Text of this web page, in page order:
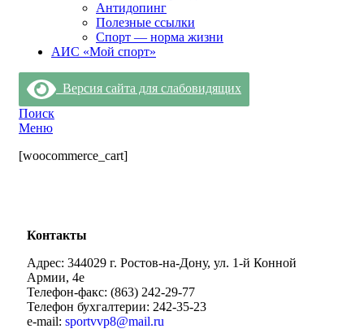
Антидопинг
Полезные ссылки
Спорт — норма жизни
АИС «Мой спорт»
Версия сайта для слабовидящих
Поиск
Меню
[woocommerce_cart]
Контакты
Адрес: 344029 г. Ростов-на-Дону, ул. 1-й Конной
Армии, 4е
Телефон-факс: (863) 242-29-77
Телефон бухгалтерии: 242-35-23
e-mail: sportvvp8@mail.ru